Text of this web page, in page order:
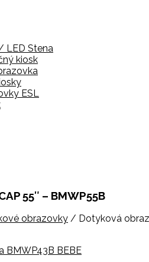
LED Stena
kiosk
ESL
55″ – BMWP55B
obrazovky / Dotyková